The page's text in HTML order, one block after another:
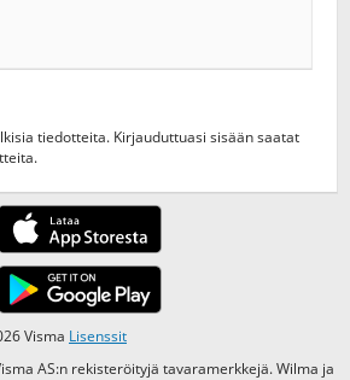
tiedotteita. Kirjauduttuasi sisään saatat
Visma Lisenssit
AS:n rekisteröityjä tavaramerkkejä. Wilma ja